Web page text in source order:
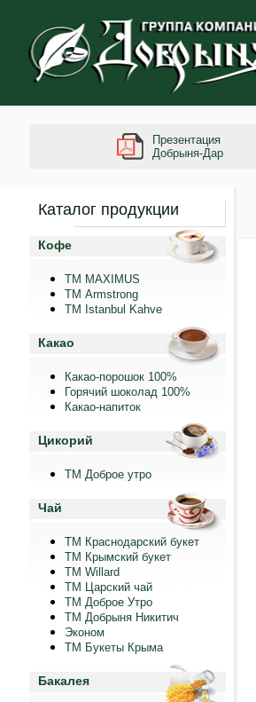
Презентация
Добрыня-Дар
Каталог продукции
Кофе
ТМ MAXIMUS
ТМ Armstrong
TM Istanbul Kahve
Какао
Какао-порошок 100%
Горячий шоколад 100%
Какао-напиток
Цикорий
ТМ Доброе утро
Чай
ТМ Краснодарский букет
ТМ Крымский букет
ТМ Willard
ТМ Царский чай
ТМ Доброе Утро
ТМ Добрыня Никитич
Эконом
ТМ Букеты Крыма
Бакалея